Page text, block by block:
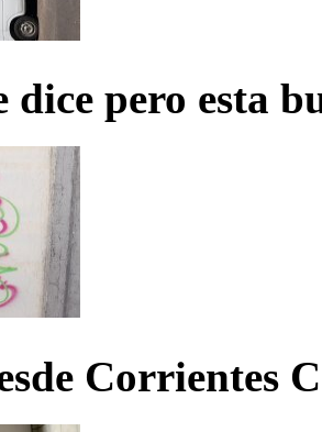
dice pero esta
Corrientes